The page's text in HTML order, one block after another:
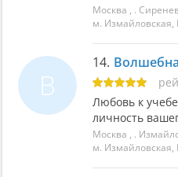
Москва , .
м.
В
14.
Любовь к
личность
Москва , .
м.